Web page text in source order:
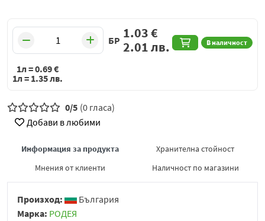
БР В наличност
1.03€
2.01лв.
1л =0.69€
1л = 1.35лв.
0/5 (0 гласа)
Добави в любими
Информация за продукта
Хранителна стойност
Мнения от клиенти
Наличност по магазини
Произход:
България
Марка: РОДЕЯ